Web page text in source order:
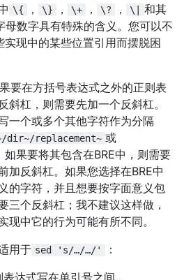
\{ ， \} ， \+ ， \? ， \| 和其
母数字具有特殊的含义。您可以不
实现中的某些位置引用而摆脱困
要在方括号表达式之外的正则表
斜杠，则需要先加一个反斜杠。
一个或多个其他字符作为分隔
dir~/replacement~ 或
如果要将其包含在BRE中，则需要
加反斜杠。如果您选择在BRE中
的字符，并且想要按字面意义包
三个反斜杠；我不建议这样做，
现中它的行为可能有所不同。
用于 sed 's/…/…/'
：
达式写在单引号之间。